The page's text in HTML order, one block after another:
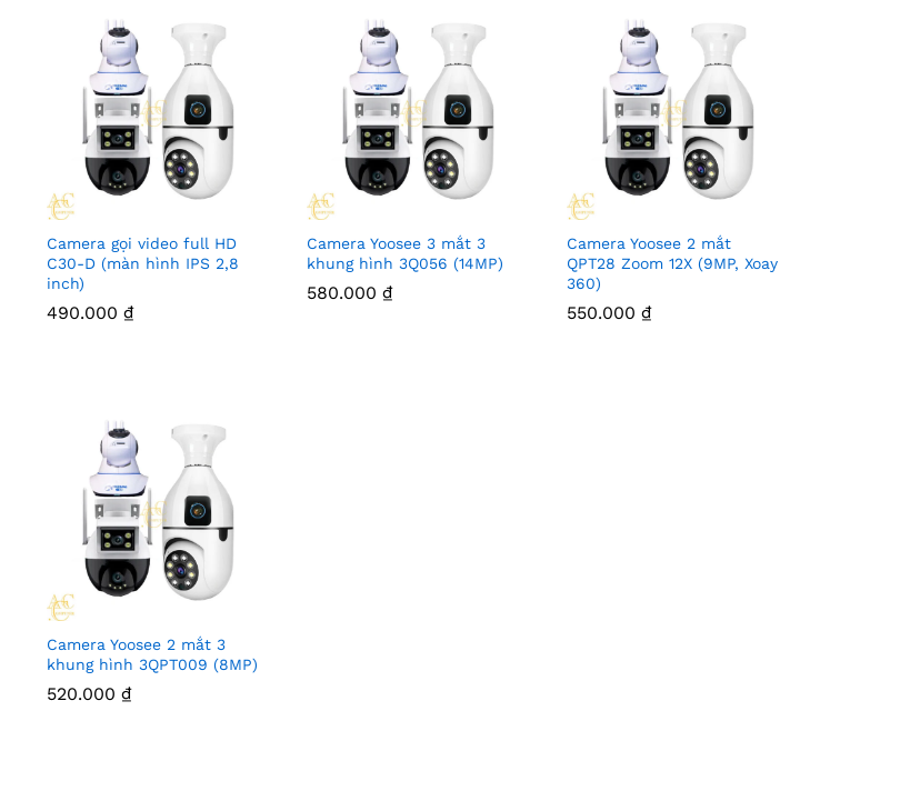
Camera gọi video full HD
C30-D (màn hình IPS 2,8
inch)
490.000 ₫
Camera Yoosee 3 mắt 3
khung hình 3Q056 (14MP)
580.000 ₫
Camera Yoosee 2 mắt
QPT28 Zoom 12X (9MP, Xoay
360)
550.000 ₫
Camera Yoosee 2 mắt 3
khung hình 3QPT009 (8MP)
520.000 ₫